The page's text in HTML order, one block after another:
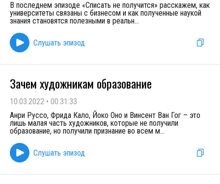
В последнем эпизоде «Списать не получится» расскажем, как
университеты связаны с бизнесом и как полученные наукой
знания становятся полезными в реальн...
Слушать эпизод
Зачем художникам образование
10.03.2022 • 00:31:33
Анри Руссо, Фрида Кало, Йоко Оно и Винсент Ван Гог – это
лишь малая часть художников, которые не получили
образование, но получили признание во всем м...
Слушать эпизод